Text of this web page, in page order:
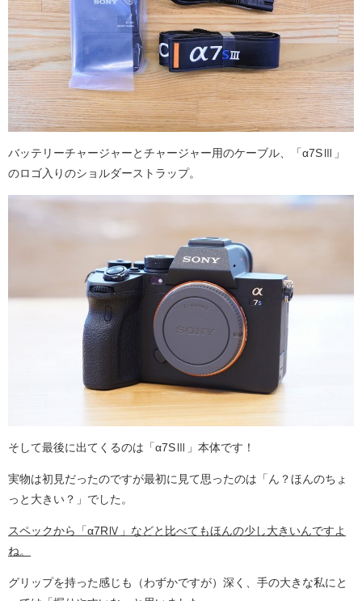
バッテリーチャージャーとチャージャー用のケーブル、「α7SⅢ」
のロゴ入りのショルダーストラップ。
そして最後に出てくるのは「α7SⅢ」本体です！
実物は初見だったのですが最初に見て思ったのは「ん？ほんのちょ
っと大きい？」でした。
スペックから「α7RⅣ」などと比べてもほんの少し大きいんですよ
ね。
グリップを持った感じも（わずかですが）深く、手の大きな私にと